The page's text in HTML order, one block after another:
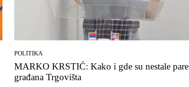
POLITIKA
MARKO KRSTIĆ: Kako i gde su nestale pare
građana Trgovišta